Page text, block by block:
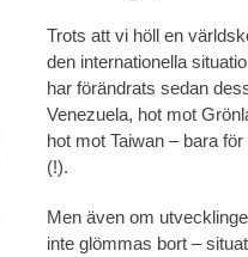
Trots att vi höll en
den internationella
har förändrats sedan
Venezuela, hot mot
hot mot Taiwan – bara
(!).
Men även om
inte glömmas bort –